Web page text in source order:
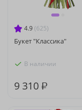
4.9 (625)
Букет "Классика"
В наличии
9 310 ₽